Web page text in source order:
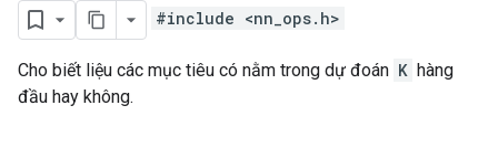
#include <nn_ops.h>
Cho biết liệu các mục tiêu có nằm trong dự đoán K hàng
đầu hay không.